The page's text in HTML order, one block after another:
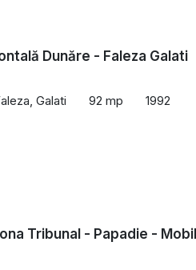
Dunăre - Faleza Galati
Galati 92 mp 1992
Tribunal - Papadie -